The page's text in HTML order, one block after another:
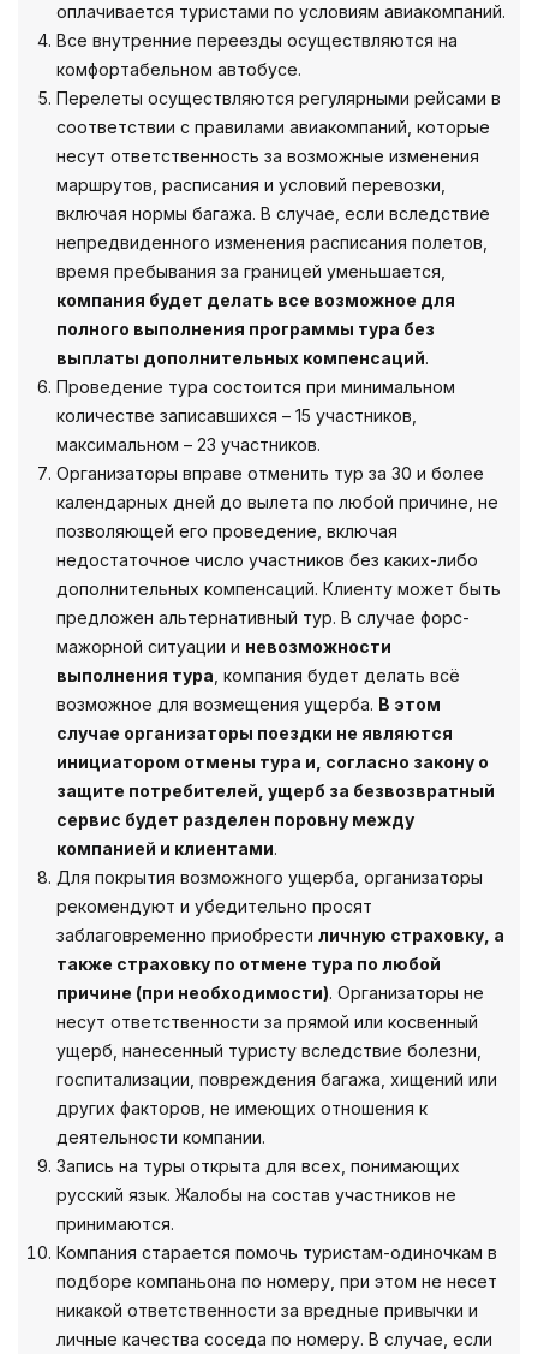
оплачивается туристами по условиям авиакомпаний.
Все внутренние переезды осуществляются на
комфортабельном автобусе.
Перелеты осуществляются регулярными рейсами в
соответствии с правилами авиакомпаний, которые
несут ответственность за возможные изменения
маршрутов, расписания и условий перевозки,
включая нормы багажа. В случае, если вследствие
непредвиденного изменения расписания полетов,
время пребывания за границей уменьшается,
компания будет делать все возможное для
полного выполнения программы тура без
выплаты дополнительных компенсаций.
Проведение тура состоится при минимальном
количестве записавшихся – 15 участников,
максимальном – 23 участников.
Организаторы вправе отменить тур за 30 и более
календарных дней до вылета по любой причине, не
позволяющей его проведение, включая
недостаточное число участников без каких-либо
дополнительных компенсаций. Клиенту может быть
предложен альтернативный тур. В случае форс-
мажорной ситуации и невозможности
выполнения тура , компания будет делать всё
возможное для возмещения ущерба. В этом
случае организаторы поездки не являются
инициатором отмены тура и, согласно закону о
защите потребителей, ущерб за безвозвратный
сервис будет разделен поровну между
компанией и клиентами.
Для покрытия возможного ущерба, организаторы
рекомендуют и убедительно просят
заблаговременно приобрести личную страховку, а
также страховку по отмене тура по любой
причине (при необходимости). Организаторы не
несут ответственности за прямой или косвенный
ущерб, нанесенный туристу вследствие болезни,
госпитализации, повреждения багажа, хищений или
других факторов, не имеющих отношения к
деятельности компании.
Запись на туры открыта для всех, понимающих
русский язык. Жалобы на состав участников не
принимаются.
Компания старается помочь туристам-одиночкам в
подборе компаньона по номеру, при этом не несет
никакой ответственности за вредные привычки и
личные качества соседа по номеру. В случае, если